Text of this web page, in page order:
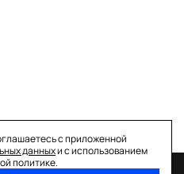
с приложенной
данныхи с использованием
политике.